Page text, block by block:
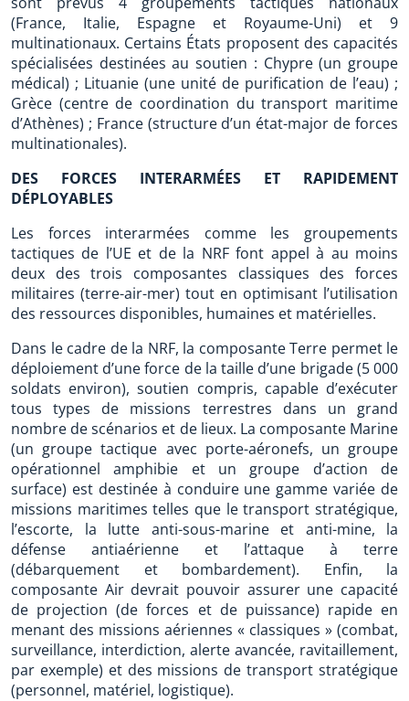
(France, Italie, Espagne et Royaume-Uni) et 9
multinationaux. Certains États proposent des capacités
spécialisées destinées au soutien : Chypre (un groupe
médical) ; Lituanie (une unité de purification de l’eau) ;
Grèce (centre de coordination du transport maritime
d’Athènes) ; France (structure d’un état-major de forces
multinationales).
DES FORCES INTERARMÉES ET RAPIDEMENT
DÉPLOYABLES
Les forces interarmées comme les groupements
tactiques de l’UE et de la NRF font appel à au moins
deux des trois composantes classiques des forces
militaires (terre-air-mer) tout en optimisant l’utilisation
des ressources disponibles, humaines et matérielles.
Dans le cadre de la NRF, la composante Terre permet le
déploiement d’une force de la taille d’une brigade (5 000
soldats environ), soutien compris, capable d’exécuter
tous types de missions terrestres dans un grand
nombre de scénarios et de lieux. La composante Marine
(un groupe tactique avec porte-aéronefs, un groupe
opérationnel amphibie et un groupe d’action de
surface) est destinée à conduire une gamme variée de
missions maritimes telles que le transport stratégique,
l’escorte, la lutte anti-sous-marine et anti-mine, la
défense antiaérienne et l’attaque à terre
(débarquement et bombardement). Enfin, la
composante Air devrait pouvoir assurer une capacité
de projection (de forces et de puissance) rapide en
menant des missions aériennes « classiques » (combat,
surveillance, interdiction, alerte avancée, ravitaillement,
par exemple) et des missions de transport stratégique
(personnel, matériel, logistique).